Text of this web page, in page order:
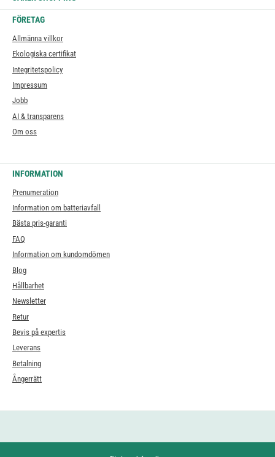
FÖRETAG
Allmänna villkor
Ekologiska certifikat
Integritetspolicy
Impressum
Jobb
AI & transparens
Om oss
INFORMATION
Prenumeration
Information om batteriavfall
Bästa pris-garanti
FAQ
Information om kundomdömen
Blog
Hållbarhet
Newsletter
Retur
Bevis på expertis
Leverans
Betalning
Ångerrätt